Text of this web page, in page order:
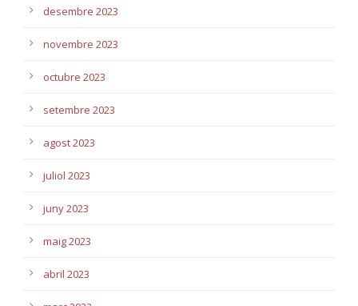
desembre 2023
novembre 2023
octubre 2023
setembre 2023
agost 2023
juliol 2023
juny 2023
maig 2023
abril 2023